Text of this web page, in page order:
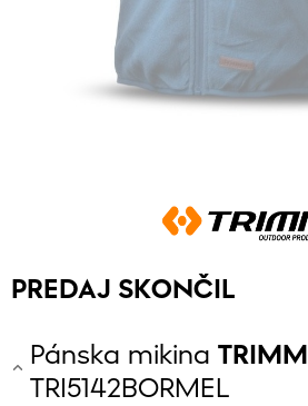
PREDAJ SKONČIL
Pánska mikina TRIMM
TRI5142BORMEL